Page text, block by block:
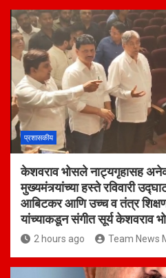
प्रशासकीय
केशवराव भोसले नाट्यगृहासह
मुख्यमंत्र्यांच्या हस्ते रविवारी
आबिटकर आणि उच्च व तंत्र
यांच्याकडून संगीत सूर्य केशवराव
2 hours ago Team News